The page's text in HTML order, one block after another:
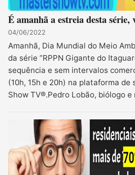
É amanhã a estreia desta série,
04/06/2022
Amanhã, Dia Mundial do Meio
da série ”RPPN Gigante do
sequência e sem intervalos
(10h, 15h e 20h) na plataforma
Show TV®.Pedro Lobão, biólogo e